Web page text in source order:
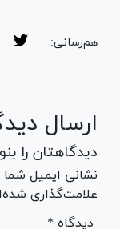
هم‌رسانی:
ارسال
دیدگاهتان را
نشانی ایمیل
علامت‌گذاری
* دیدگاه